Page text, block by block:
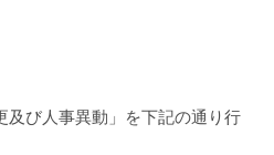
及び人事異動」を下記の通り行